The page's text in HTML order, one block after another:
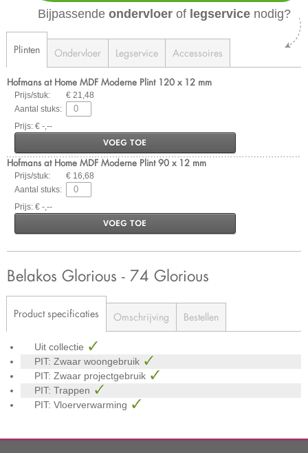
Bijpassende ondervloer of legservice nodig?
Plinten Ondervloer Legservice Accessoires
Hofmans at Home MDF Moderne Plint 120 x 12 mm
Prijs/stuk:
€ 21,48
Aantal stuks:
Prijs: € -,--
VOEG TOE
Hofmans at Home MDF Moderne Plint 90 x 12 mm
Prijs/stuk:
€ 16,68
Aantal stuks:
Prijs: € -,--
VOEG TOE
Belakos Glorious - 74 Glorious
Product specificaties Omschrijving Bestellen
Uit collectie
PIT: Zwaar woongebruik
PIT: Zwaar projectgebruik
PIT: Trappen
PIT: Vloerverwarming